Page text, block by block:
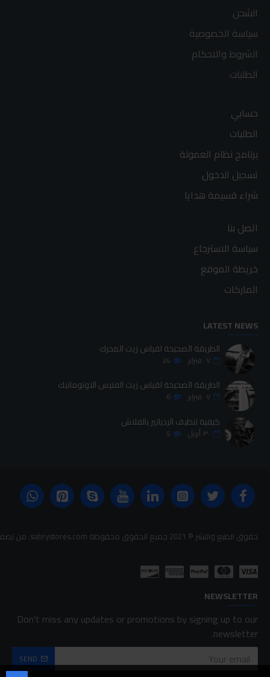
الشحن
سياسة الخصوصية
الشروط والاحكام
الطلبات
حسابي
الطلبات
برنامج نظام العمولة
تسجيل الدخول
شراء قسيمة هدايا
اتصل بنا
سياسة الاسترجاع
خريطة الموقع
الماركات
LATEST NEWS
الطريقة الصحيحة لقياس زيت المحرك
٠٧ فبراير 24
الطريقة الصحيحة لقياس زيت الفتيس الاوتوماتيك
٠٧ فبراير 6
كيفية تنظيف الردياتير بالفلاش
٣٠ أبريل 5
حقوق الطبع والنشر © 2021 جميع الحقوق محفوظة sabrystores.com. من تصميم-
NEWSLETTER
Don't miss any updates or promotions by signing up to our
newsletter.
SEND